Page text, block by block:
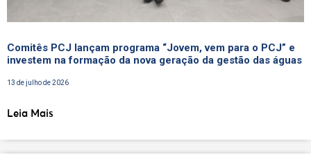
Comitês PCJ lançam programa “Jovem, vem para o PCJ” e
investem na formação da nova geração da gestão das águas
13 de julho de 2026
Leia Mais